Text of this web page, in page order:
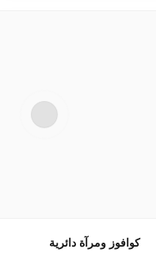
كوافوز ومرآة دائرية